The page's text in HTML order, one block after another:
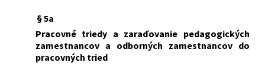
§ 5a
Pracovné triedy a zaraďovanie pedagogických
zamestnancov a odborných zamestnancov do
pracovných tried